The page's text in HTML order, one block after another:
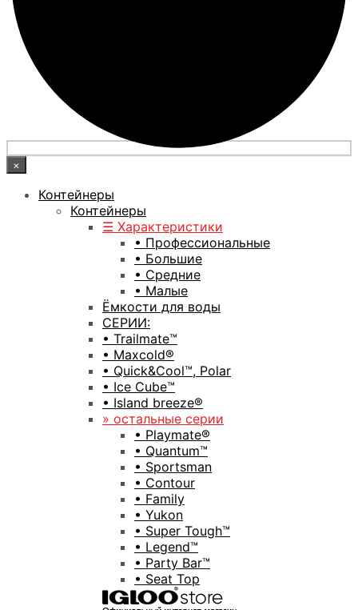
×
Контейнеры
Контейнеры
☰ Характеристики
• Профессиональные
• Большие
• Средние
• Малые
Ёмкости для воды
СЕРИИ:
• Trailmate™
• Maxcold®
• Quick&Cool™, Polar
• Ice Cube™
• Island breeze®
» остальные серии
• Playmate®
• Quantum™
• Sportsman
• Contour
• Family
• Yukon
• Super Tough™
• Legend™
• Party Bar™
• Seat Top